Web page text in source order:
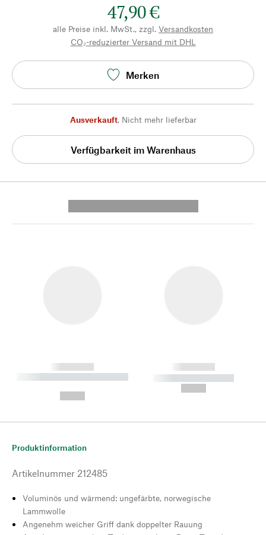
47,90 €
alle Preise inkl. MwSt., zzgl. Versandkosten
CO₂-reduzierter Versand mit DHL
Merken
Ausverkauft, Nicht mehr lieferbar
Verfügbarkeit im Warenhaus
------------
----------- ----------- --------
------------
----------- -----------
Produktinformation
Artikelnummer 212485
Voluminös und wärmend: ungefärbte, norwegische
Lammwolle
Angenehm weicher Griff dank doppelter Rauung